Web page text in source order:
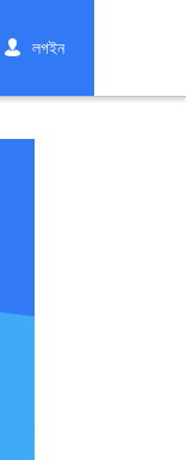
লগইন